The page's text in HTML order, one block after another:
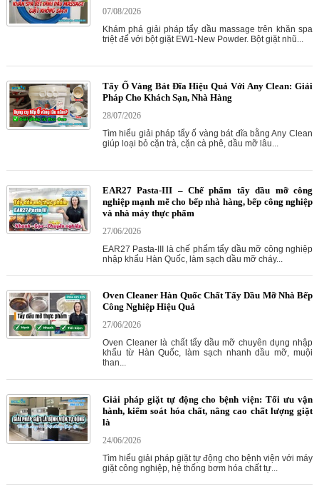
07/08/2026
Khám phá giải pháp tẩy dầu massage trên khăn spa
triệt để với bột giặt EW1-New Powder. Bột giặt nhũ...
Tẩy Ố Vàng Bát Đĩa Hiệu Quả Với Any Clean: Giải
Pháp Cho Khách Sạn, Nhà Hàng
28/07/2026
Tìm hiểu giải pháp tẩy ố vàng bát đĩa bằng Any Clean
giúp loại bỏ cặn trà, cặn cà phê, dầu mỡ lâu...
EAR27 Pasta-III – Chế phẩm tẩy dầu mỡ công
nghiệp mạnh mẽ cho bếp nhà hàng, bếp công nghiệp
và nhà máy thực phẩm
27/06/2026
EAR27 Pasta-III là chế phẩm tẩy dầu mỡ công nghiệp
nhập khẩu Hàn Quốc, làm sạch dầu mỡ cháy...
Oven Cleaner Hàn Quốc Chất Tẩy Dầu Mỡ Nhà Bếp
Công Nghiệp Hiệu Quả
27/06/2026
Oven Cleaner là chất tẩy dầu mỡ chuyên dụng nhập
khẩu từ Hàn Quốc, làm sạch nhanh dầu mỡ, muội
than...
Giải pháp giặt tự động cho bệnh viện: Tối ưu vận
hành, kiểm soát hóa chất, nâng cao chất lượng giặt
là
24/06/2026
Tìm hiểu giải pháp giặt tự động cho bệnh viện với máy
giặt công nghiệp, hệ thống bơm hóa chất tự...